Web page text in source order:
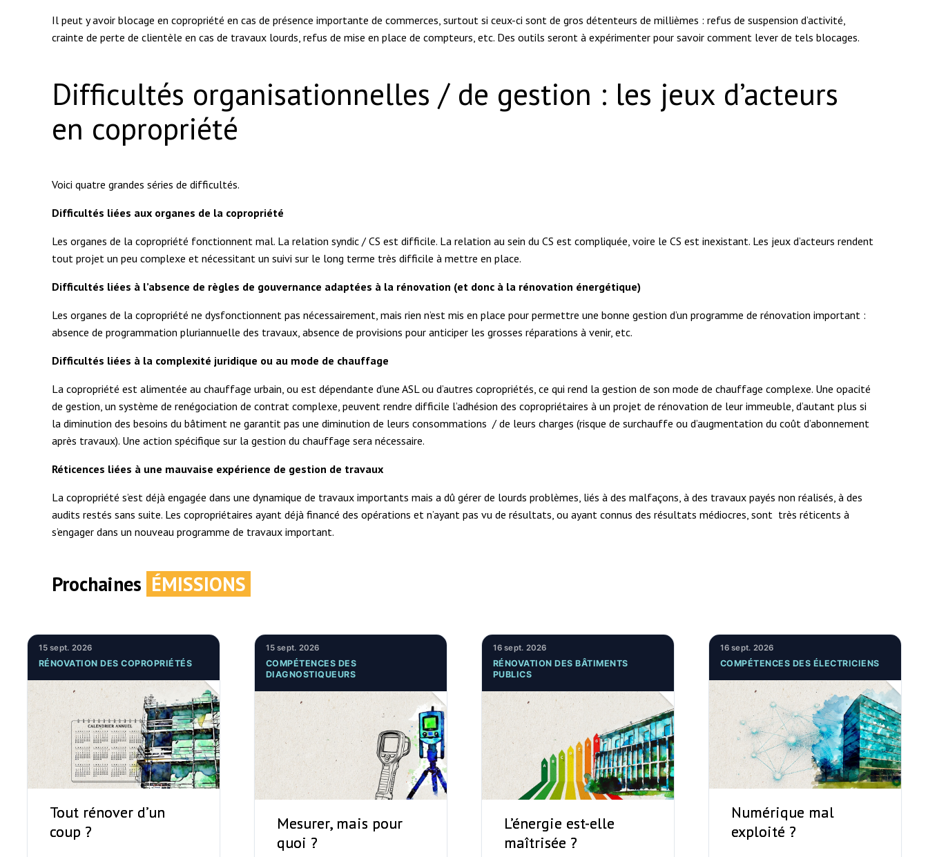
Il peut y avoir blocage en copropriété en cas de présence importante de commerces, surtout si ceux-ci sont de gros détenteurs de millièmes : refus de suspension d’activité,
crainte de perte de clientèle en cas de travaux lourds, refus de mise en place de compteurs, etc. Des outils seront à expérimenter pour savoir comment lever de tels blocages.
Difficultés organisationnelles / de gestion : les jeux d’acteurs
en copropriété
Voici quatre grandes séries de difficultés.
Difficultés liées aux organes de la copropriété
Les organes de la copropriété fonctionnent mal. La relation syndic / CS est difficile. La relation au sein du CS est compliquée, voire le CS est inexistant. Les jeux d’acteurs rendent
tout projet un peu complexe et nécessitant un suivi sur le long terme très difficile à mettre en place.
Difficultés liées à l’absence de règles de gouvernance adaptées à la rénovation (et donc à la rénovation énergétique)
Les organes de la copropriété ne dysfonctionnent pas nécessairement, mais rien n’est mis en place pour permettre une bonne gestion d’un programme de rénovation important :
absence de programmation pluriannuelle des travaux, absence de provisions pour anticiper les grosses réparations à venir, etc.
Difficultés liées à la complexité juridique ou au mode de chauffage
La copropriété est alimentée au chauffage urbain, ou est dépendante d’une ASL ou d’autres copropriétés, ce qui rend la gestion de son mode de chauffage complexe. Une opacité
de gestion, un système de renégociation de contrat complexe, peuvent rendre difficile l’adhésion des copropriétaires à un projet de rénovation de leur immeuble, d’autant plus si
la diminution des besoins du bâtiment ne garantit pas une diminution de leurs consommations / de leurs charges (risque de surchauffe ou d’augmentation du coût d’abonnement
après travaux). Une action spécifique sur la gestion du chauffage sera nécessaire.
Réticences liées à une mauvaise expérience de gestion de travaux
La copropriété s’est déjà engagée dans une dynamique de travaux importants mais a dû gérer de lourds problèmes, liés à des malfaçons, à des travaux payés non réalisés, à des
audits restés sans suite. Les copropriétaires ayant déjà financé des opérations et n’ayant pas vu de résultats, ou ayant connus des résultats médiocres, sont très réticents à
s’engager dans un nouveau programme de travaux important.
Prochaines ÉMISSIONS
15 sept. 2026
RÉNOVATION DES COPROPRIÉTÉS
Tout rénover d’un
coup ?
15 sept. 2026
COMPÉTENCES DES
DIAGNOSTIQUEURS
Mesurer, mais pour
quoi ?
16 sept. 2026
RÉNOVATION DES BÂTIMENTS
PUBLICS
L’énergie est-elle
maîtrisée ?
16 sept. 2026
COMPÉTENCES DES ÉLECTRICIENS
Numérique mal
exploité ?